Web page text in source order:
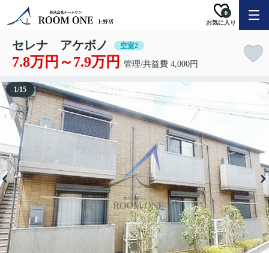
お気に入り
0
セレナ アケボノ 空室2
7.8万円～7.9万円 管理/共益費 4,000円
1/15